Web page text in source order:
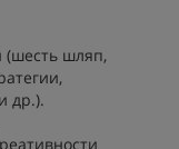
(шесть шляп,
др.).